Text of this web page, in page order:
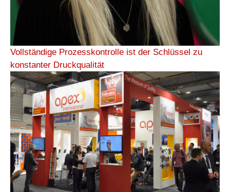
Vollständige Prozesskontrolle ist der Schlüssel zu
konstanter Druckqualität